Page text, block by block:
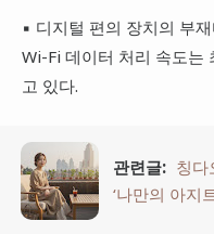
▪ 디지털 편의 장치의 부
Wi-Fi 데이터 처리 속도는
고 있다.
관련글: 칭다
‘나만의 아지